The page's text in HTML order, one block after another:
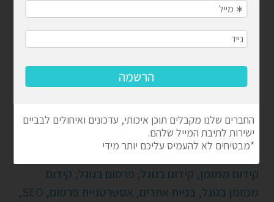
למותג מוביל
להפסיק לרדוף אחרי הזמן ולהתחיל לנהל אותו: המדריך
לניהול לו"ז בעסק
קמפיין משפיענים מנצח: המדריך שיעשה לכם סדר
ציון איכות בגוגל אדס: המדריך המלא
תגיות פופולריות
קידום ממומן, קידום בגוגל, פרסום בגוגל, קידום
ממומן בגוגל, בניית אתרים, אסטרטגיית פרסום, SEO,